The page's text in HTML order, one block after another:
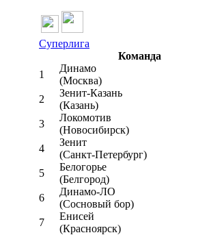
Суперлига
Команда
1
Динамо
(Москва)
2
Зенит-Казань
(Казань)
3
Локомотив
(Новосибирск)
4
Зенит
(Санкт-Петербург)
5
Белогорье
(Белгород)
6
Динамо-ЛО
(Сосновый бор)
7
Енисей
(Красноярск)